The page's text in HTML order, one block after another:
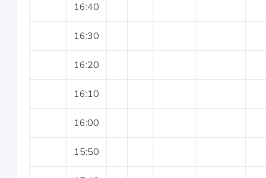
16:40
16:30
16:20
16:10
16:00
15:50